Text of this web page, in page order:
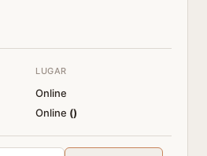
LUGAR
Online
Online ()